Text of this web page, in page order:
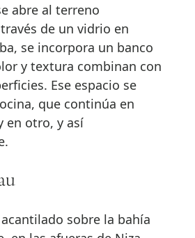
abre al terreno
de un vidrio en
se incorpora un banco
y textura combinan con
Ese espacio se
que continúa en
en otro, y así
sobre la bahía